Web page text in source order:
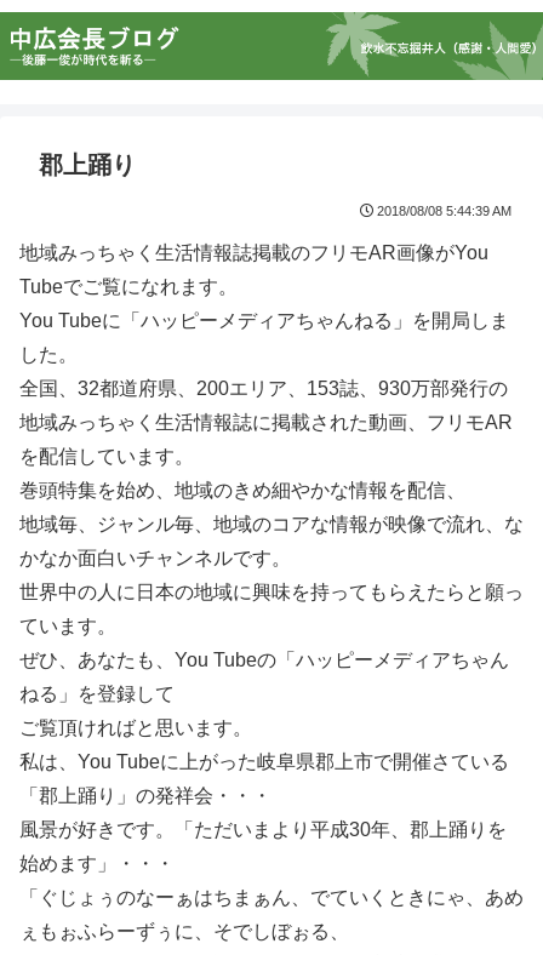
郡上踊り
2018/08/08 5:44:39 AM
地域みっちゃく生活情報誌掲載のフリモAR画像がYou
Tubeでご覧になれます。
You Tubeに「ハッピーメディアちゃんねる」を開局しま
した。
全国、32都道府県、200エリア、153誌、930万部発行の
地域みっちゃく生活情報誌に掲載された動画、フリモAR
を配信しています。
巻頭特集を始め、地域のきめ細やかな情報を配信、
地域毎、ジャンル毎、地域のコアな情報が映像で流れ、な
かなか面白いチャンネルです。
世界中の人に日本の地域に興味を持ってもらえたらと願っ
ています。
ぜひ、あなたも、You Tubeの「ハッピーメディアちゃん
ねる」を登録して
ご覧頂ければと思います。
私は、You Tubeに上がった岐阜県郡上市で開催さている
「郡上踊り」の発祥会・・・
風景が好きです。「ただいまより平成30年、郡上踊りを
始めます」・・・
「ぐじょぅのなーぁはちまぁん、でていくときにゃ、あめ
ぇもぉふらーずぅに、そでしぼぉる、